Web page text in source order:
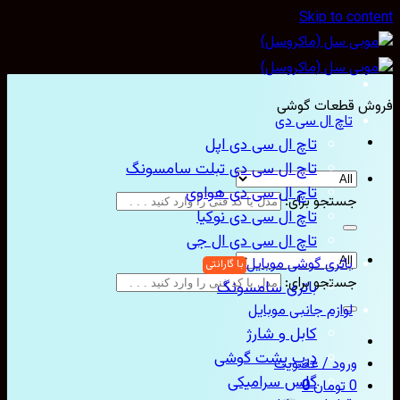
Skip to
قطعات گوشی
جستجو برای:
جستجو برای:
ورود / عضویت
تومان0
تاچ ال سی دی
تاچ ال سی دی اپل
تاچ ال سی دی تبلت سامسونگ
تاچ ال سی دی هواوی
تاچ ال سی دی نوکیا
تاچ ال سی دی ال جی
باتری گوشی موبایل
باتری سامسونگ
لوازم جانبی موبایل
کابل و شارژ
درب پشت گوشی
گلس سرامیکی